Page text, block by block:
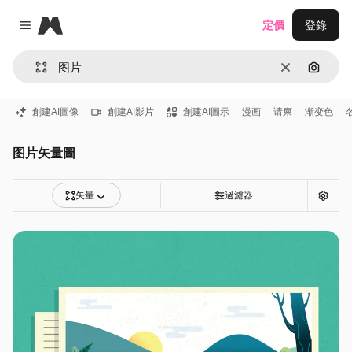
Close menu
Magnific
清除 通過圖
定價 登錄
創建AI圖像 創建AI影片 創建AI圖示 漫画 请柬 渐变色
图片矢量圖
矢量 過濾器